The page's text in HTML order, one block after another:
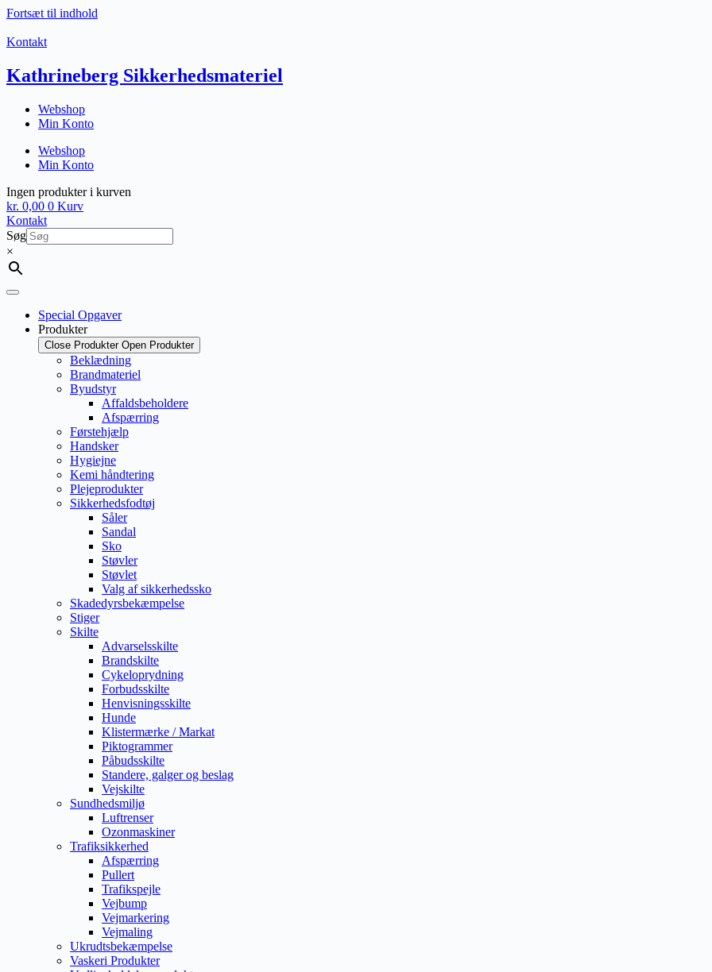
Fortsæt til indhold
Kontakt
Kathrineberg Sikkerhedsmateriel
Webshop
Min Konto
Webshop
Min Konto
Ingen produkter i kurven
kr. 0,00 0 Kurv
Kontakt
Søg
×
Special Opgaver
Produkter
Close Produkter Open Produkter
Beklædning
Brandmateriel
Byudstyr
Affaldsbeholdere
Afspærring
Førstehjælp
Handsker
Hygiejne
Kemi håndtering
Plejeprodukter
Sikkerhedsfodtøj
Såler
Sandal
Sko
Støvler
Støvlet
Valg af sikkerhedssko
Skadedyrsbekæmpelse
Stiger
Skilte
Advarselsskilte
Brandskilte
Cykeloprydning
Forbudsskilte
Henvisningsskilte
Hunde
Klistermærke / Markat
Piktogrammer
Påbudsskilte
Standere, galger og beslag
Vejskilte
Sundhedsmiljø
Luftrenser
Ozonmaskiner
Trafiksikkerhed
Afspærring
Pullert
Trafikspejle
Vejbump
Vejmarkering
Vejmaling
Ukrudtsbekæmpelse
Vaskeri Produkter